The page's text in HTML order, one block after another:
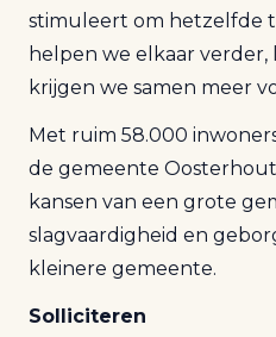
stimuleert om hetzelfde
helpen we elkaar verder,
krijgen we samen meer
Met ruim 58.000
de gemeente
kansen van een grote
slagvaardigheid en
kleinere gemeente.
Solliciteren